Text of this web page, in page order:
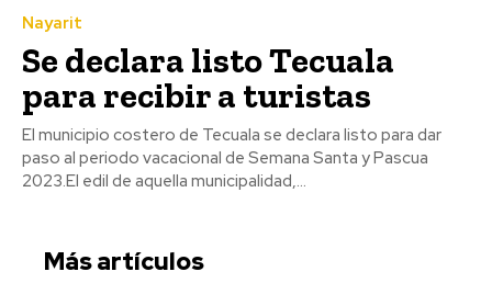
Nayarit
Se declara listo Tecuala
para recibir a turistas
El municipio costero de Tecuala se declara listo para dar
paso al periodo vacacional de Semana Santa y Pascua
2023.El edil de aquella municipalidad,...
Más artículos